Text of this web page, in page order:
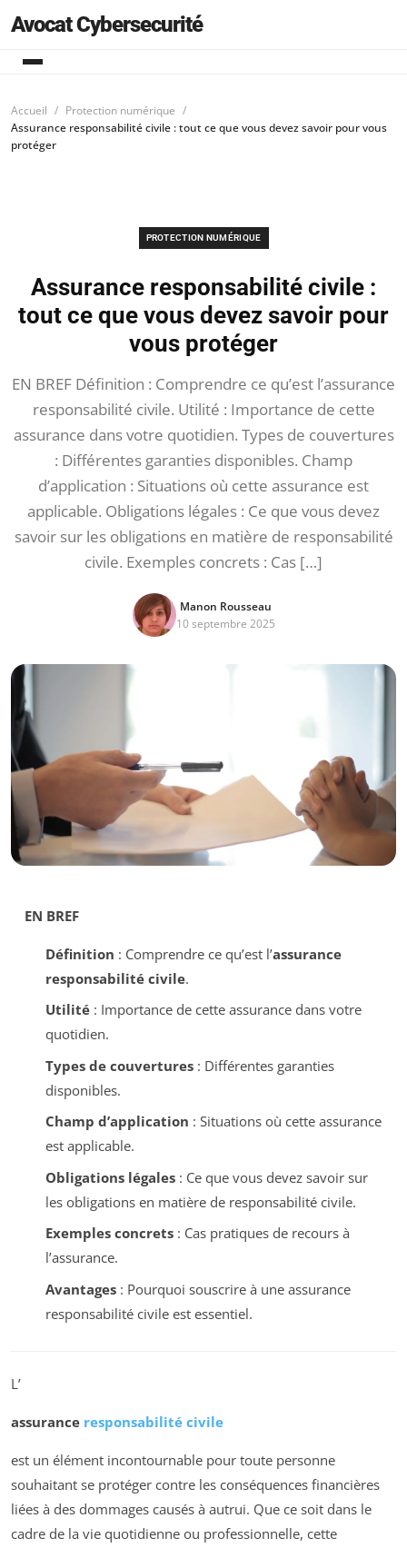
Avocat Cybersecurité
Accueil
Protection numérique
Assurance responsabilité civile : tout ce que vous devez savoir pour vous
protéger
PROTECTION NUMÉRIQUE
Assurance responsabilité civile :
tout ce que vous devez savoir pour
vous protéger
EN BREF Définition : Comprendre ce qu’est l’assurance
responsabilité civile. Utilité : Importance de cette
assurance dans votre quotidien. Types de couvertures
: Différentes garanties disponibles. Champ
d’application : Situations où cette assurance est
applicable. Obligations légales : Ce que vous devez
savoir sur les obligations en matière de responsabilité
civile. Exemples concrets : Cas […]
Manon Rousseau
10 septembre 2025
EN BREF
Définition : Comprendre ce qu’est l’assurance
responsabilité civile.
Utilité: Importance de cette assurance dans votre
quotidien.
Types de couvertures: Différentes garanties
disponibles.
Champ d’application : Situations où cette assurance
est applicable.
Obligations légales: Ce que vous devez savoir sur
les obligations en matière de responsabilité civile.
Exemples concrets: Cas pratiques de recours à
l’assurance.
Avantages: Pourquoi souscrire à une assurance
responsabilité civile est essentiel.
L’
assurance responsabilité civile
est un élément incontournable pour toute personne
souhaitant se protéger contre les conséquences financières
liées à des dommages causés à autrui. Que ce soit dans le
cadre de la vie quotidienne ou professionnelle, cette